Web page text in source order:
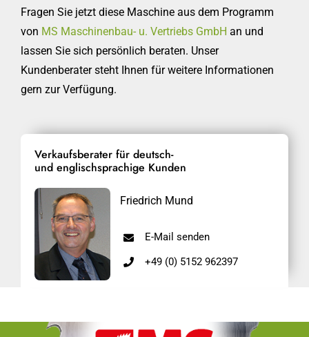
Fragen Sie jetzt diese Maschine aus dem Programm
von MS Maschinenbau- u. Vertriebs GmbH an und
lassen Sie sich persönlich beraten. Unser
Kundenberater steht Ihnen für weitere Informationen
gern zur Verfügung.
Verkaufsberater für deutsch-
und englischsprachige Kunden
Friedrich Mund
E-Mail senden
+49 (0) 5152 962397